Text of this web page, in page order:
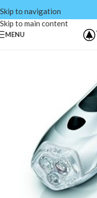
Skip to navigation
Skip to main content
MENU